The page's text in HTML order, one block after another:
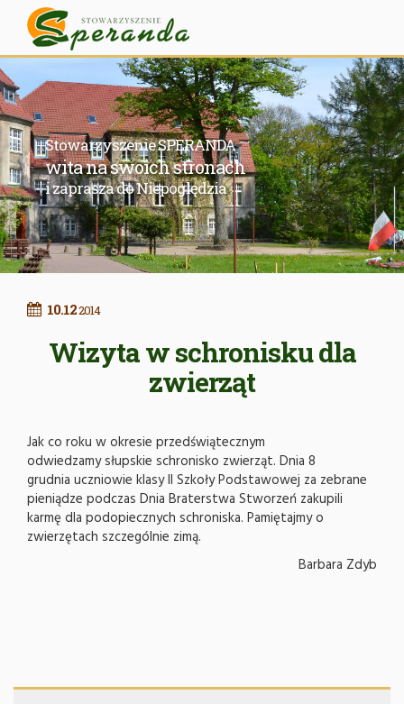
Stowarzyszenie SPERANDA
wita na swoich stronach
i zaprasza do Niepoględzia
10.122014
Wizyta w schronisku dla
zwierząt
Jak co roku w okresie przedświątecznym
odwiedzamy słupskie schronisko zwierząt. Dnia 8
grudnia uczniowie klasy II Szkoły Podstawowej za zebrane
pieniądze podczas Dnia Braterstwa Stworzeń zakupili
karmę dla podopiecznych schroniska. Pamiętajmy o
zwierzętach szczególnie zimą.
Barbara Zdyb